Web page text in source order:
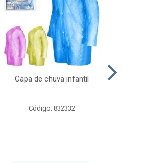
Capa de chuva infantil
Código: 832332